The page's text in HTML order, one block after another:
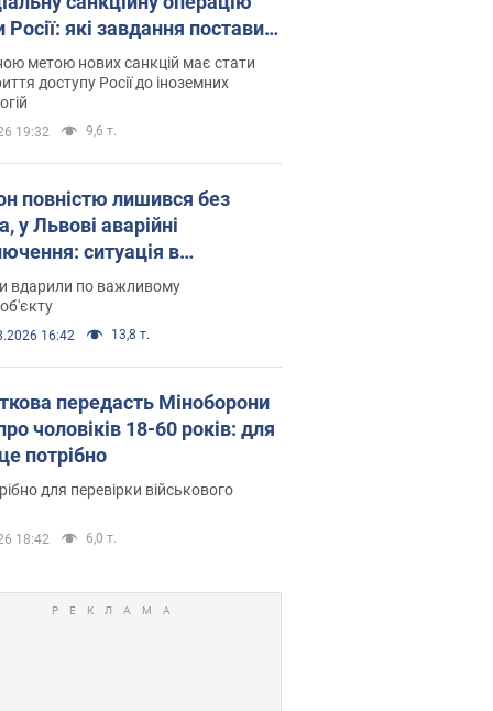
Росії: які завдання поставив
Фото
метою нових санкцій має стати
доступу Росії до іноземних
19:32 9,6 т.
повністю лишився без
у Львові аварійні
ситуація в
6 серпня
вдарили по важливому
16:42 13,8 т.
передасть Міноборони
чоловіків 18-60 років: для
потрібно
для перевірки військового
18:42 6,0 т.